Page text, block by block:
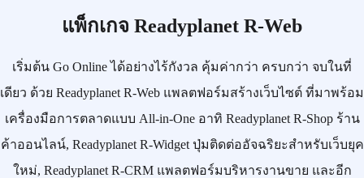
แพ็กเกจ Readyplanet R-Web
เริ่มต้น Go Onlineได้อย่างไร้กังวล คุ้มค่ากว่า ครบกว่า จบในที่
เดียว ด้วย Readyplanet R-Web แพลตฟอร์มสร้างเว็บไซต์ ที่มาพร้อม
เครื่องมือการตลาดแบบ All-in-Oneอาทิ Readyplanet R-Shopร้าน
ค้าออนไลน์, Readyplanet R-Widgetปุ่มติดต่ออัจฉริยะสำหรับเว็บยุค
ใหม่, Readyplanet R-CRMแพลตฟอร์มบริหารงานขาย และอีก